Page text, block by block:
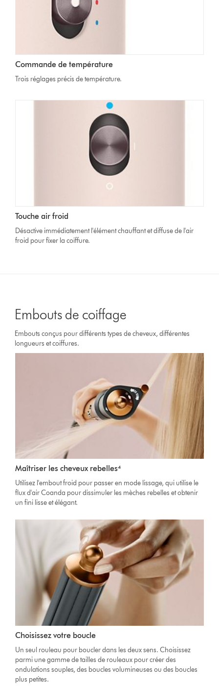
Commande de température
Trois réglages précis de température.
Touche air froid
Désactive immédiatement l'élément chauffant et diffuse de l'air
froid pour fixer la coiffure.
Embouts de coiffage
Embouts conçus pour différents types de cheveux, différentes
longueurs et coiffures.
Maîtriser les cheveux rebelles⁴
Utilisez l'embout froid pour passer en mode lissage, qui utilise le
flux d'air Coanda pour dissimuler les mèches rebelles et obtenir
un fini lisse et élégant.
Choisissez votre boucle
Un seul rouleau pour boucler dans les deux sens. Choisissez
parmi une gamme de tailles de rouleaux pour créer des
ondulations souples, des boucles volumineuses ou des boucles
plus petites.